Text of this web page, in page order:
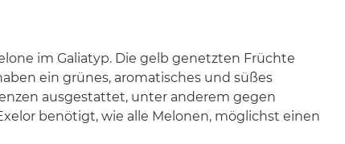
im Galiatyp. Die gelb genetzten Früchte
ein grünes, aromatisches und süßes
ausgestattet, unter anderem gegen
benötigt, wie alle Melonen, möglichst einen